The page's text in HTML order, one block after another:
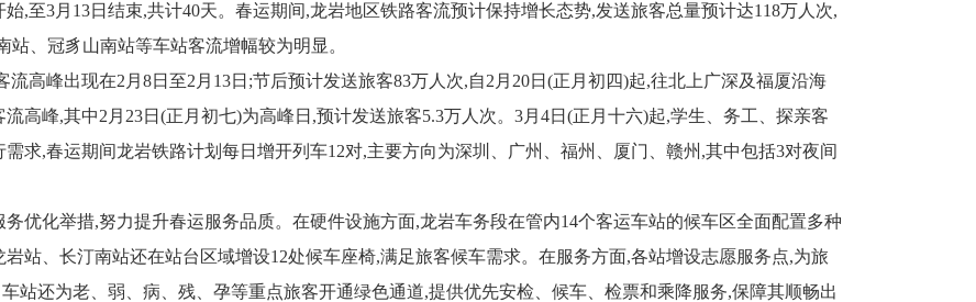
3月13日结束,共计40天。春运期间,龙岩地区铁路客流预计保持增长态势,发送旅客总量预计达118万人次,
站、冠豸山南站等车站客流增幅较为明显。
峰出现在2月8日至2月13日;节后预计发送旅客83万人次,自2月20日(正月初四)起,往北上广深及福厦沿海
高峰,其中2月23日(正月初七)为高峰日,预计发送旅客5.3万人次。3月4日(正月十六)起,学生、务工、探亲客
求,春运期间龙岩铁路计划每日增开列车12对,主要方向为深圳、广州、福州、厦门、赣州,其中包括3对夜间
化举措,努力提升春运服务品质。在硬件设施方面,龙岩车务段在管内14个客运车站的候车区全面配置多种
站、长汀南站还在站台区域增设12处候车座椅,满足旅客候车需求。在服务方面,各站增设志愿服务点,为旅
站还为老、弱、病、残、孕等重点旅客开通绿色通道,提供优先安检、候车、检票和乘降服务,保障其顺畅出